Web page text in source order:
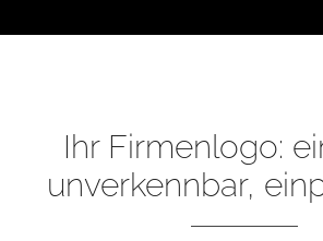
Ihr Firmenlogo:
unverkennbar,